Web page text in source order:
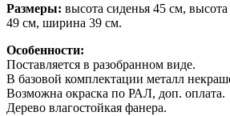
Размеры: высота сиденья 45 см,
49 см, ширина 39 см.
Особенности:
Поставляется в разобранном виде.
В базовой комплектации металл
Возможна окраска по РАЛ, доп. оплата.
Дерево влагостойкая фанера.